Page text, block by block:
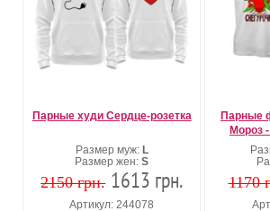
Парные худи Сердце-розетка
Размер муж: L
Размер жен:S
2150 грн. 1613 грн.
Артикул: 244078
Парные
Мороз
1170